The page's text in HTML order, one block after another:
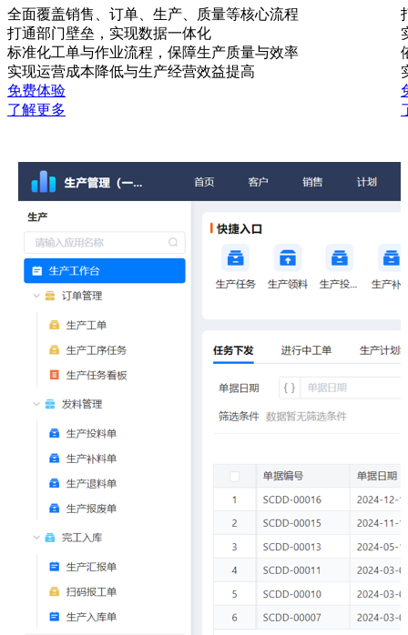
全面覆盖销售、订单、生产、质量等核心流程
打通部门壁垒，实现数据一体化
标准化工单与作业流程，保障生产质量与效率
实现运营成本降低与生产经营效益提高
免费体验
了解更多